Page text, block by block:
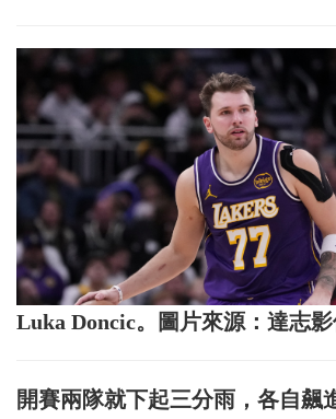
Luka Doncic。圖片來源：達志
開賽兩隊就下起三分雨，各自飆